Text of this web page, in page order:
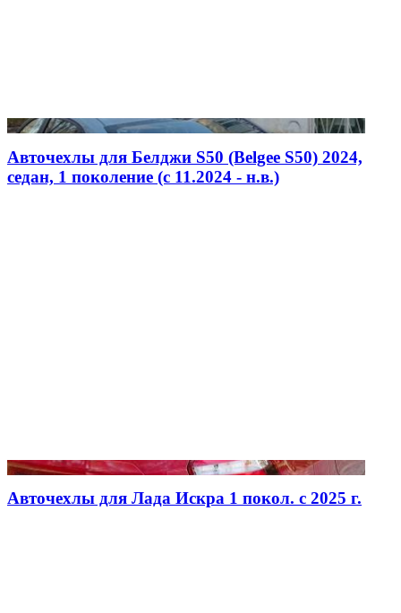
Авточехлы для Белджи S50 (Belgee S50) 2024,
седан, 1 поколение (c 11.2024 - н.в.)
Авточехлы для Лада Искра 1 покол. с 2025 г.